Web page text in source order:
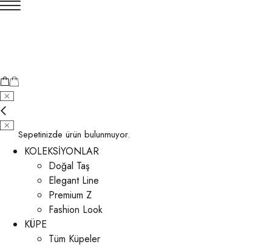
Sepetinizde ürün bulunmuyor.
KOLEKSİYONLAR
Doğal Taş
Elegant Line
Premium Z
Fashion Look
KÜPE
Tüm Küpeler